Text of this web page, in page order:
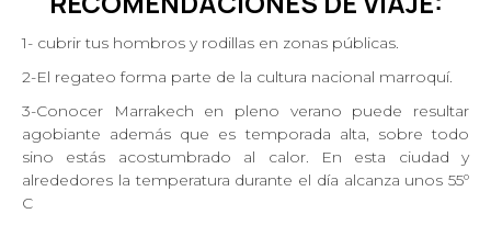
1- cubrir tus hombros y rodillas en zonas públicas.
2-El regateo forma parte de la cultura nacional marroquí.
3-Conocer Marrakech en pleno verano puede resultar
agobiante además que es temporada alta, sobre todo
sino estás acostumbrado al calor. En esta ciudad y
alrededores la temperatura durante el día alcanza unos 55º
C